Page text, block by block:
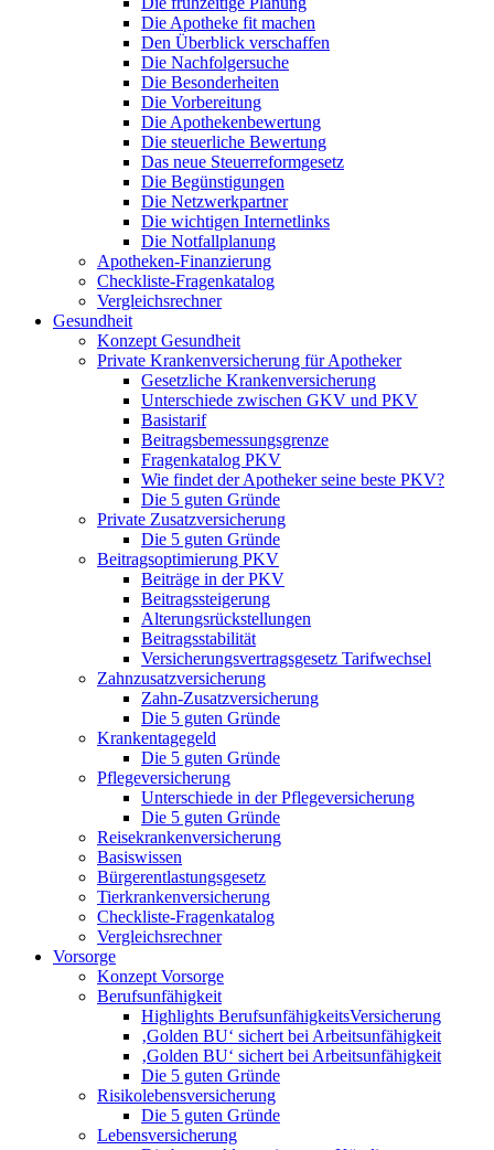
Die Apotheke fit machen
Den Überblick verschaffen
Die Nachfolgersuche
Die Besonderheiten
Die Vorbereitung
Die Apothekenbewertung
Die steuerliche Bewertung
Das neue Steuerreformgesetz
Die Begünstigungen
Die Netzwerkpartner
Die wichtigen Internetlinks
Die Notfallplanung
Apotheken-Finanzierung
Checkliste-Fragenkatalog
Vergleichsrechner
Gesundheit
Konzept Gesundheit
Private Krankenversicherung für Apotheker
Gesetzliche Krankenversicherung
Unterschiede zwischen GKV und PKV
Basistarif
Beitragsbemessungsgrenze
Fragenkatalog PKV
Wie findet der Apotheker seine beste PKV?
Die 5 guten Gründe
Private Zusatzversicherung
Die 5 guten Gründe
Beitragsoptimierung PKV
Beiträge in der PKV
Beitragssteigerung
Alterungsrückstellungen
Beitragsstabilität
Versicherungsvertragsgesetz Tarifwechsel
Zahnzusatzversicherung
Zahn-Zusatzversicherung
Die 5 guten Gründe
Krankentagegeld
Die 5 guten Gründe
Pflegeversicherung
Unterschiede in der Pflegeversicherung
Die 5 guten Gründe
Reisekrankenversicherung
Basiswissen
Bürgerentlastungsgesetz
Tierkrankenversicherung
Checkliste-Fragenkatalog
Vergleichsrechner
Vorsorge
Konzept Vorsorge
Berufsunfähigkeit
Highlights BerufsunfähigkeitsVersicherung
‚Golden BU‘ sichert bei Arbeitsunfähigkeit
‚Golden BU‘ sichert bei Arbeitsunfähigkeit
Die 5 guten Gründe
Risikolebensversicherung
Die 5 guten Gründe
Lebensversicherung